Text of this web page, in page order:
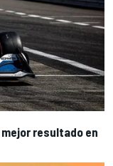
resultado en